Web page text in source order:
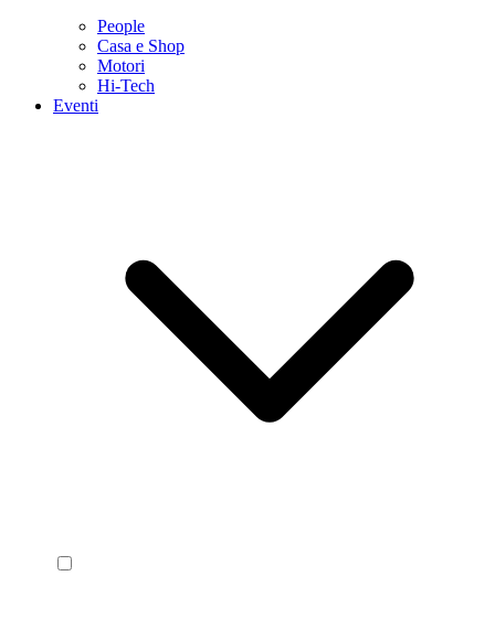
People
Casa e Shop
Motori
Hi-Tech
Eventi